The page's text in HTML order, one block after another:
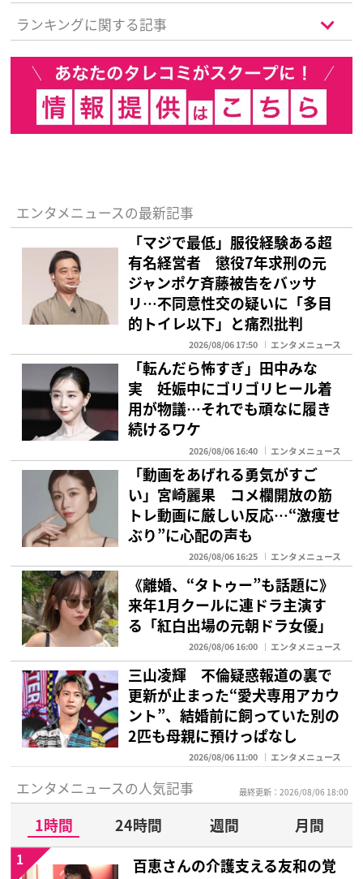
ランキングに関する記事
エンタメニュースの最新記事
「マジで最低」服役経験ある超
有名経営者 懲役7年求刑の元
ジャンポケ斉藤被告をバッサ
リ…不同意性交の疑いに「多目
的トイレ以下」と痛烈批判
2026/08/06 17:50 エンタメニュース
「転んだら怖すぎ」田中みな
実 妊娠中にゴリゴリヒール着
用が物議…それでも頑なに履き
続けるワケ
2026/08/06 16:40 エンタメニュース
「動画をあげれる勇気がすご
い」宮崎麗果 コメ欄開放の筋
トレ動画に厳しい反応…“激痩せ
ぶり”に心配の声も
2026/08/06 16:25 エンタメニュース
《離婚、“タトゥー”も話題に》
来年1月クールに連ドラ主演す
る「紅白出場の元朝ドラ女優」
2026/08/06 16:00 エンタメニュース
三山凌輝 不倫疑惑報道の裏で
更新が止まった“愛犬専用アカウ
ント”、結婚前に飼っていた別の
2匹も母親に預けっぱなし
2026/08/06 11:00 エンタメニュース
エンタメニュースの人気記事 最終更新：2026/08/06 18:00
1時間 24時間 週間
月間
百恵さんの介護支える友和の覚
1